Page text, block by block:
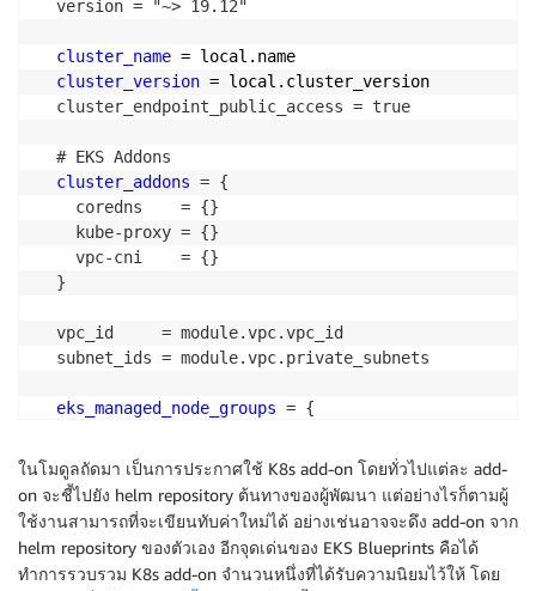
  version = "~> 19.12"
cluster_name = local.name
cluster_version = local.cluster_version
  cluster_endpoint_public_access = true
  # EKS Addons
cluster_addons = {
    coredns    = {}
    kube-proxy = {}
    vpc-cni    = {}
  }
  vpc_id     = module.vpc.vpc_id
  subnet_ids = module.vpc.private_subnets
eks_managed_node_groups = {
      instance_types = ["m5.large"]
      min_size     = 3
      max_size     = 10
      desired_size = 5
    }
ในโมดูลถัดมา เป็นการประกาศใช้ K8s add-on โดยทั่วไปแต่ละ add-
on จะชี้ไปยัง helm repository ต้นทางของผู้พัฒนา แต่อย่างไรก็ตามผู้
ใช้งานสามารถที่จะเขียนทับค่าใหม่ได้ อย่างเช่นอาจจะดึง add-on จาก
helm repository ของตัวเอง อีกจุดเด่นของ EKS Blueprints คือได้
ทำการรวบรวม K8s add-on จำนวนหนึ่งที่ได้รับความนิยมไว้ให้ โดย